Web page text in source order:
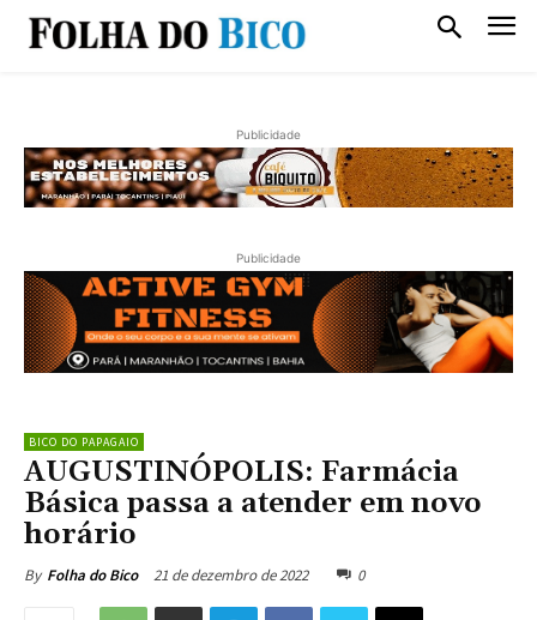
Publicidade
Publicidade
BICO DO PAPAGAIO
AUGUSTINÓPOLIS: Farmácia
Básica passa a atender em novo
horário
By Folha do Bico 21 de dezembro de 2022 0